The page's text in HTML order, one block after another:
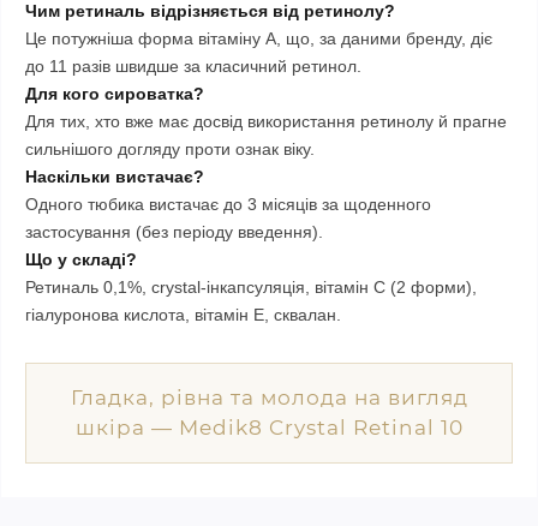
Чим ретиналь відрізняється від ретинолу?
Це потужніша форма вітаміну А, що, за даними бренду, діє
до 11 разів швидше за класичний ретинол.
Для кого сироватка?
Для тих, хто вже має досвід використання ретинолу й прагне
сильнішого догляду проти ознак віку.
Наскільки вистачає?
Одного тюбика вистачає до 3 місяців за щоденного
застосування (без періоду введення).
Що у складі?
Ретиналь 0,1%, crystal-інкапсуляція, вітамін C (2 форми),
гіалуронова кислота, вітамін E, сквалан.
Гладка, рівна та молода на вигляд
шкіра — Medik8 Crystal Retinal 10